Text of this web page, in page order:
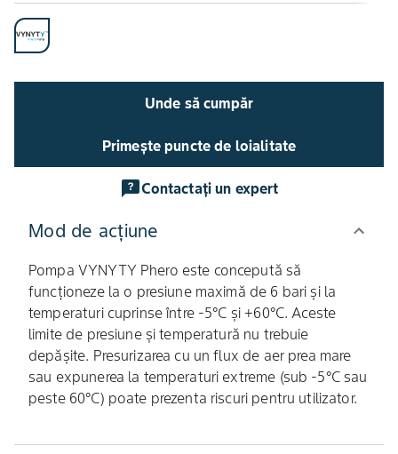
Unde să cumpăr
Primește puncte de loialitate
Contactați un expert
Mod de acţiune
Pompa VYNYTY Phero este concepută să
funcționeze la o presiune maximă de 6 bari și la
temperaturi cuprinse între -5°C și +60°C. Aceste
limite de presiune și temperatură nu trebuie
depășite. Presurizarea cu un flux de aer prea mare
sau expunerea la temperaturi extreme (sub -5°C sau
peste 60°C) poate prezenta riscuri pentru utilizator.